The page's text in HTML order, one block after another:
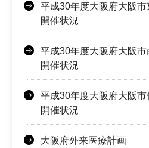
平成30年度大阪府大阪
開催状況
平成30年度大阪府大阪
開催状況
平成30年度大阪府大阪
開催状況
大阪府外来医療計画